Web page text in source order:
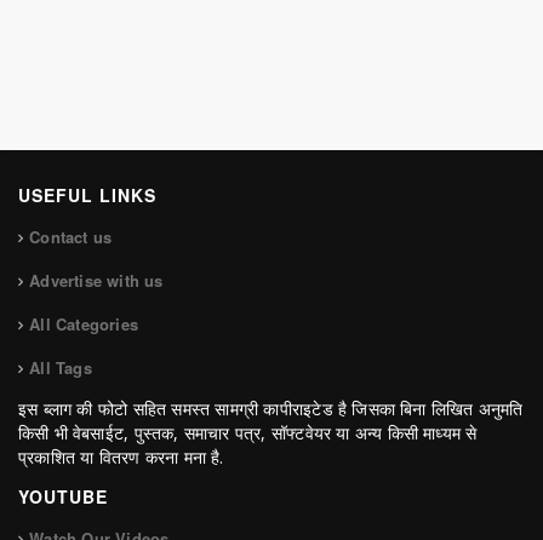
USEFUL LINKS
Contact us
Advertise with us
All Categories
All Tags
इस ब्लाग की फोटो सहित समस्त सामग्री कापीराइटेड है जिसका बिना लिखित अनुमति
किसी भी वेबसाईट, पुस्तक, समाचार पत्र, सॉफ्टवेयर या अन्य किसी माध्यम से
प्रकाशित या वितरण करना मना है.
YOUTUBE